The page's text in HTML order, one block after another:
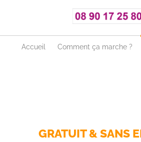
Accueil Comment ça marche ?
GRATUIT & SANS